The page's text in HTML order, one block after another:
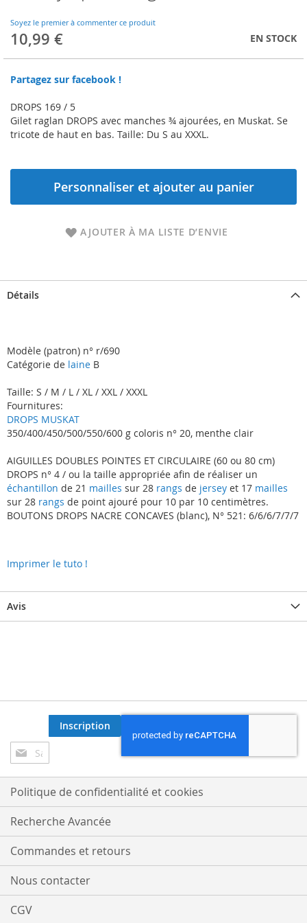
Soyez le premier à commenter ce produit
10,99 € EN STOCK
Partagez sur facebook !
DROPS 169 / 5
Gilet raglan DROPS avec manches ¾ ajourées, en Muskat. Se
tricote de haut en bas. Taille: Du S au XXXL.
Personnaliser et ajouter au panier
AJOUTER À MA LISTE D’ENVIE
beginning
of
the
gallery
Détails
Modèle (patron) n° r/690
Catégorie de laine B
Taille: S / M / L / XL / XXL / XXXL
Fournitures:
DROPS MUSKAT
350/400/450/500/550/600 g coloris n° 20, menthe clair
AIGUILLES DOUBLES POINTES ET CIRCULAIRE (60 ou 80 cm)
DROPS n° 4 / ou la taille appropriée afin de réaliser un
échantillon de 21 mailles sur 28 rangs de jersey et 17 mailles
sur 28 rangs de point ajouré pour 10 par 10 centimètres.
BOUTONS DROPS NACRE CONCAVES (blanc), N° 521: 6/6/6/7/7/7
Imprimer le tuto !
Avis
Inscription
à
notre
lettre
d’information
:
Inscription
Politique de confidentialité et cookies
Recherche Avancée
Commandes et retours
Nous contacter
CGV